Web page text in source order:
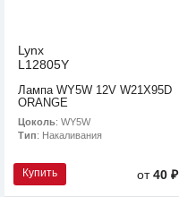
Lynx
L12805Y
Лампа WY5W 12V W21X95D
ORANGE
Цоколь: WY5W
Тип: Накаливания
Купить от40 ₽